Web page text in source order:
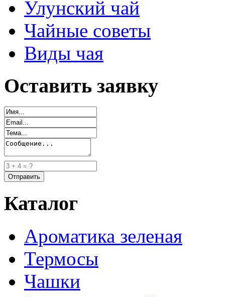
Улунский чай
Чайные советы
Виды чая
Оставить заявку
Каталог
Ароматика зеленая
Термосы
Чашки